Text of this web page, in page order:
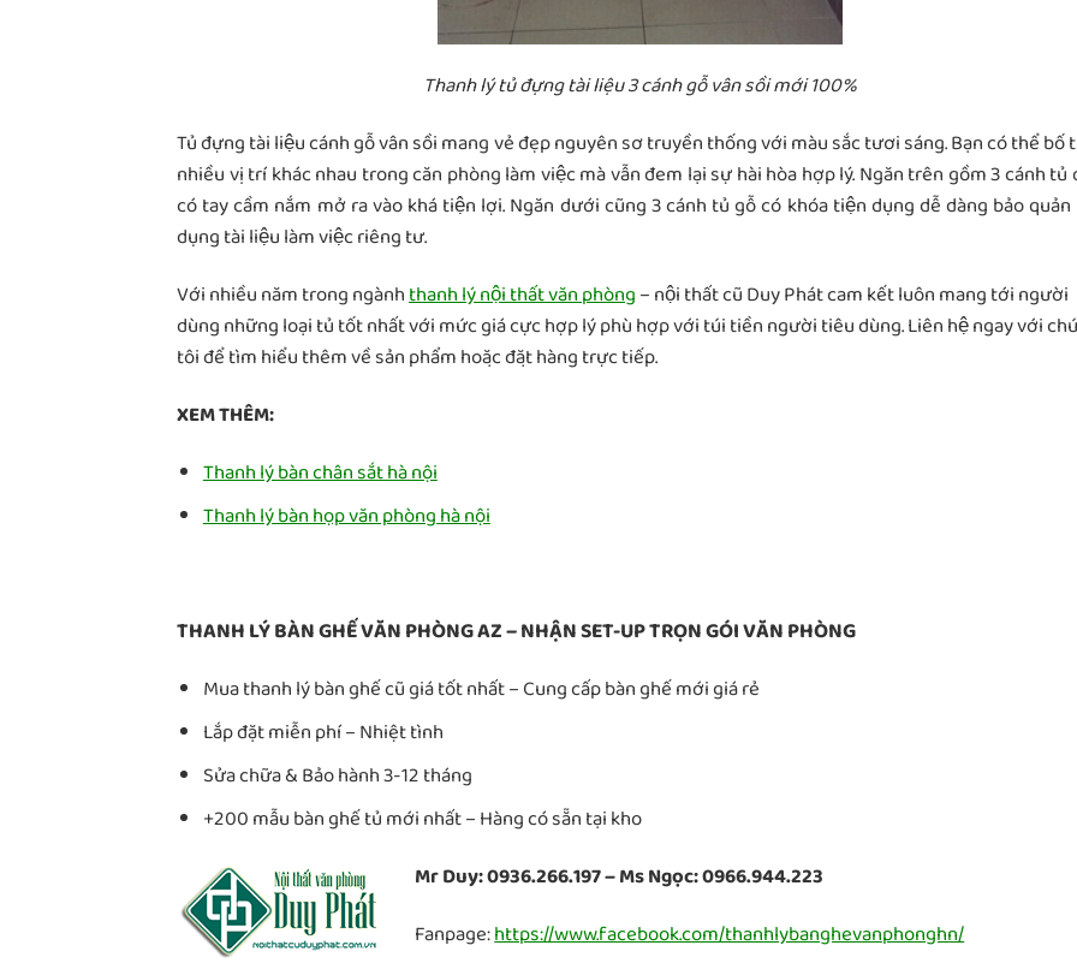
Thanh lý tủ đựng tài liệu 3 cánh gỗ vân sồi mới 100%
Tủ đựng tài liệu cánh gỗ vân sồi mang vẻ đẹp nguyên sơ truyền thống với màu sắc tươi sáng. Bạn có thể bố
nhiều vị trí khác nhau trong căn phòng làm việc mà vẫn đem lại sự hài hòa hợp lý. Ngăn trên gồm 3 cánh tủ
có tay cầm nắm mở ra vào khá tiện lợi. Ngăn dưới cũng 3 cánh tủ gỗ có khóa tiện dụng dễ dàng bảo
dụng tài liệu làm việc riêng tư.
Với nhiều năm trong ngànhthanh lý nội thất văn phòng– nội thất cũ Duy Phát cam kết luôn mang tới người
dùng những loại tủ tốt nhất với mức giá cực hợp lý phù hợp với túi tiền người tiêu dùng. Liên hệ ngay với
tôi để tìm hiểu thêm về sản phẩm hoặc đặt hàng trực tiếp.
XEM THÊM:
Thanh lý bàn chân sắt hà nội
Thanh lý bàn họp văn phòng hà nội
THANH LÝ BÀN GHẾ VĂN PHÒNG AZ – NHẬN SET-UP TRỌN GÓI VĂN PHÒNG
Mua thanh lý bàn ghế cũ giá tốt nhất – Cung cấp bàn ghế mới giá rẻ
Lắp đặt miễn phí – Nhiệt tình
Sửa chữa & Bảo hành 3-12 tháng
+200 mẫu bàn ghế tủ mới nhất – Hàng có sẵn tại kho
Mr Duy: 0936.266.197 – Ms Ngọc: 0966.944.223
Fanpage:https://www.facebook.com/thanhlybanghevanphonghn/